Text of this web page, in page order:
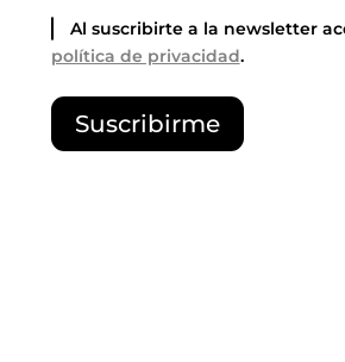
Al suscribirte a la newsletter
política de privacidad.
P
o
Suscribirme